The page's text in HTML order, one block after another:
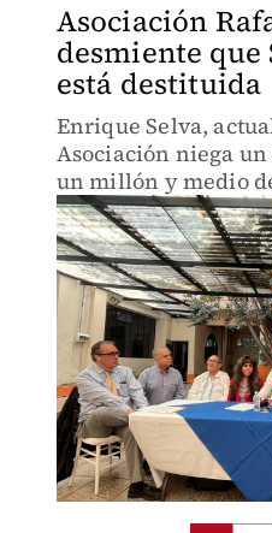
Asociación
desmiente
está destituida
Enrique Selva,
Asociación niega
un millón y medio